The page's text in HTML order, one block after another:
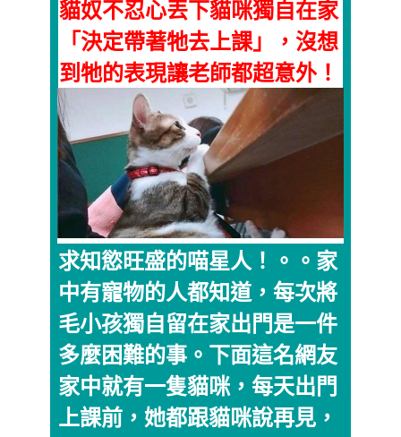
貓奴不忍心丟下貓咪獨自在家
「決定帶著牠去上課」，沒想
到牠的表現讓老師都超意外！
求知慾旺盛的喵星人！。。家
中有寵物的人都知道，每次將
毛小孩獨自留在家出門是一件
多麼困難的事。下面這名網友
家中就有一隻貓咪，每天出門
上課前，她都跟貓咪說再見，